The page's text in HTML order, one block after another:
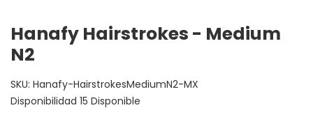
Hanafy Hairstrokes - Medium
N2
SKU: Hanafy-HairstrokesMediumN2-MX
Disponibilidad 15 Disponible